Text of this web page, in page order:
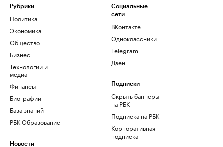
Рубрики
Политика
Экономика
Общество
Бизнес
Технологии и
медиа
Финансы
Биографии
База знаний
РБК Образование
Новости
Социальные
сети
ВКонтакте
Одноклассники
Telegram
Дзен
Подписки
Скрыть баннеры
на РБК
Подписка на РБК
Корпоративная
подписка